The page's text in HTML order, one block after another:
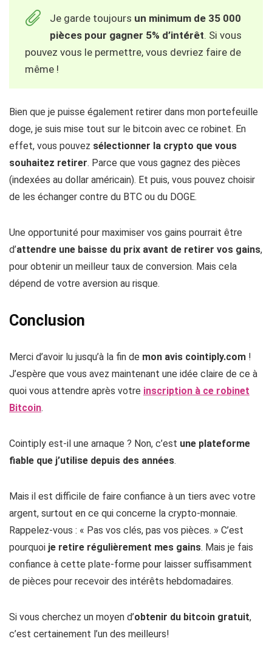
Je garde toujours un minimum de 35 000
pièces pour gagner 5% d’intérêt. Si vous
pouvez vous le permettre, vous devriez faire de
même !
Bien que je puisse également retirer dans mon portefeuille
doge, je suis mise tout sur le bitcoin avec ce robinet. En
effet, vous pouvez sélectionner la crypto que vous
souhaitez retirer. Parce que vous gagnez des pièces
(indexées au dollar américain). Et puis, vous pouvez choisir
de les échanger contre du BTC ou du DOGE.
Une opportunité pour maximiser vos gains pourrait être
d’attendre une baisse du prix avant de retirer vos gains,
pour obtenir un meilleur taux de conversion. Mais cela
dépend de votre aversion au risque.
Conclusion
Merci d’avoir lu jusqu’à la fin de mon avis cointiply.com !
J’espère que vous avez maintenant une idée claire de ce à
quoi vous attendre après votre inscription à ce robinet
Bitcoin.
Cointiply est-il une arnaque ? Non, c’est une plateforme
fiable que j’utilise depuis des années.
Mais il est difficile de faire confiance à un tiers avec votre
argent, surtout en ce qui concerne la crypto-monnaie.
Rappelez-vous : « Pas vos clés, pas vos pièces. » C’est
pourquoi je retire régulièrement mes gains. Mais je fais
confiance à cette plate-forme pour laisser suffisamment
de pièces pour recevoir des intérêts hebdomadaires.
Si vous cherchez un moyen d’obtenir du bitcoin gratuit,
c’est certainement l’un des meilleurs!